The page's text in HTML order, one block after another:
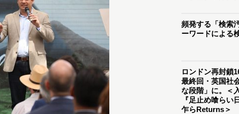
頻発する「検索
ーワードによる
ロンドン再封鎖
最終回・英国社
な段階」に。＜
『足止め喰らい
乍らReturns＞